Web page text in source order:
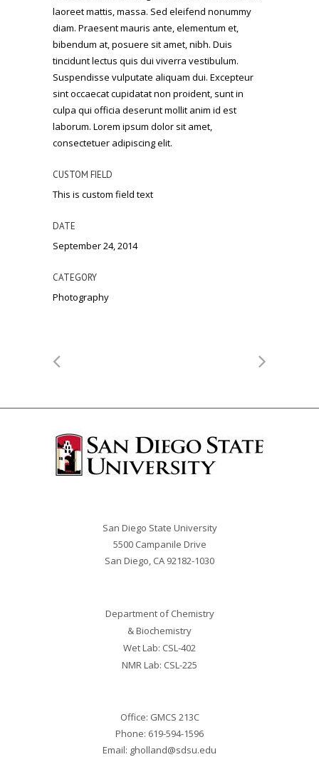
laoreet mattis, massa. Sed eleifend nonummy
diam. Praesent mauris ante, elementum et,
bibendum at, posuere sit amet, nibh. Duis
tincidunt lectus quis dui viverra vestibulum.
Suspendisse vulputate aliquam dui. Excepteur
sint occaecat cupidatat non proident, sunt in
culpa qui officia deserunt mollit anim id est
laborum. Lorem ipsum dolor sit amet,
consectetuer adipiscing elit.
CUSTOM FIELD
This is custom field text
DATE
September 24, 2014
CATEGORY
Photography
San Diego State University
5500 Campanile Drive
San Diego, CA 92182-1030
Department of Chemistry
& Biochemistry
Wet Lab: CSL-402
NMR Lab: CSL-225
Office: GMCS 213C
Phone: 619-594-1596
Email: gholland@sdsu.edu